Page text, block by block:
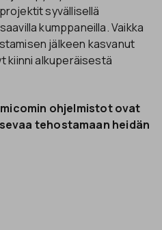
syvällisellä
kumppaneilla. Vaikka
jälkeen kasvanut
kiinni alkuperäisestä
ohjelmistot ovat
tehostamaan heidän